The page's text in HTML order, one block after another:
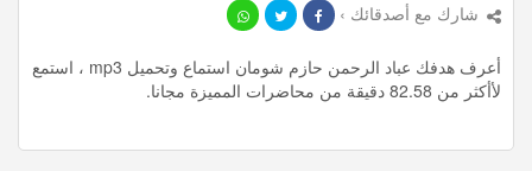
شارك مع أصدقائك ›
أعرف هدفك عباد الرحمن حازم شومان استماع وتحميل mp3 ، استمع
لأأكثر من 82.58 دقيقة من محاضرات المميزة مجانا.